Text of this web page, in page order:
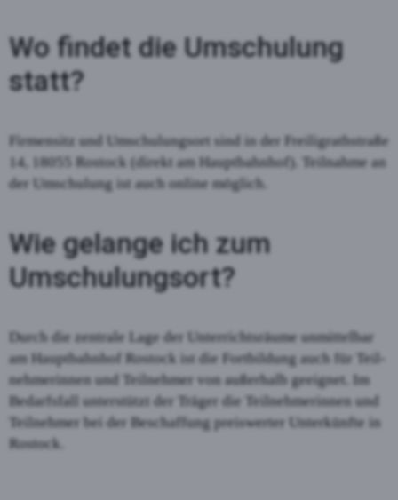
Wo findet die Umschulung
statt?
Firmensitz und Umschulungsort sind in der Freiligrathstraße
14, 18055 Rostock (direkt am Hauptbahnhof). Teilnahme an
der Umschulung ist auch online möglich.
Wie gelange ich zum
Umschulungsort?
Durch die zentrale Lage der Unterrichtsräume unmittelbar
am Hauptbahnhof Rostock ist die Fortbildung auch für Teil­
nehmerinnen und Teilnehmer von außerhalb geeignet. Im
Bedarfsfall unterstützt der Träger die Teilneh­me­rinnen und
Teil­nehmer bei der Beschaffung preis­werter Unter­künfte in
Rostock.